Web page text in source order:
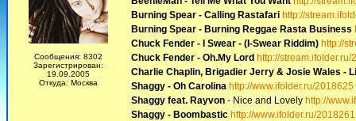
Сообщения: 8302
Зарегистрирован:
19.09.2005
Откуда: Москва
Burning Spear - Calling Rastafari http://
Burning Spear - Burning Reggae Rasta Business
Chuck Fender - I Swear - (I-Swear Riddim) http://
Chuck Fender - Oh.My Lord http://stream.ifolder.ru/
Charlie Chaplin, Brigadier Jerry & Josie Wales -
Shaggy - Oh Carolina http://www.ifolder.ru/2018625
Shaggy feat. Rayvon - Nice and Lovely http://
Shaggy - Boombastic http://www.ifolder.ru/2018261